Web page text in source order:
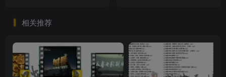
相关推荐